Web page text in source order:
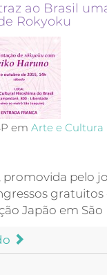
ao Brasil
Rokyoku
em Arte e Cultura
promovida pelo
gratuitos
Japão em São